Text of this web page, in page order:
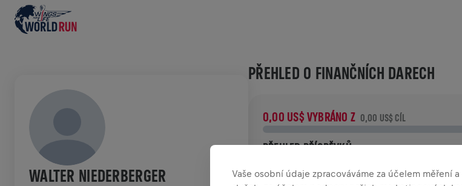
WALTER NIEDERBERGER
PŘEHLED O FINANČNÍCH DARECH
0,00 US$ VYBRÁNO Z 0,00 US$ CÍL
PŘEHLED PŘÍSPĚVKŮ
Přispěj ke změně! 100% z tvého příspěvku
poranění míchy.
Vaše osobní údaje zpracováváme za účelem měření